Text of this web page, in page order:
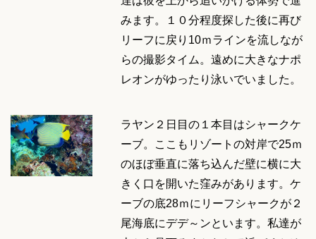
みます。１０分程度探した後に再び
リーフに戻り10ｍラインを流しなが
らの撮影タイム。遠めに大きなナポ
レオンがゆったり泳いでいました。
ラヤン２日目の１本目はシャークケ
ーブ。ここもリゾートの対岸で25ｍ
のほぼ垂直に落ち込んだ壁に横に大
きく口を開いた窪みがあります。ケ
ーブの底28ｍにリーフシャークが２
尾海底にデデ～ンといます。私達が